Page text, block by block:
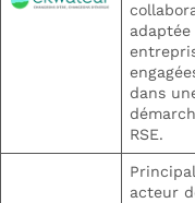
adaptée
dans
RSE.
Principal
acteur